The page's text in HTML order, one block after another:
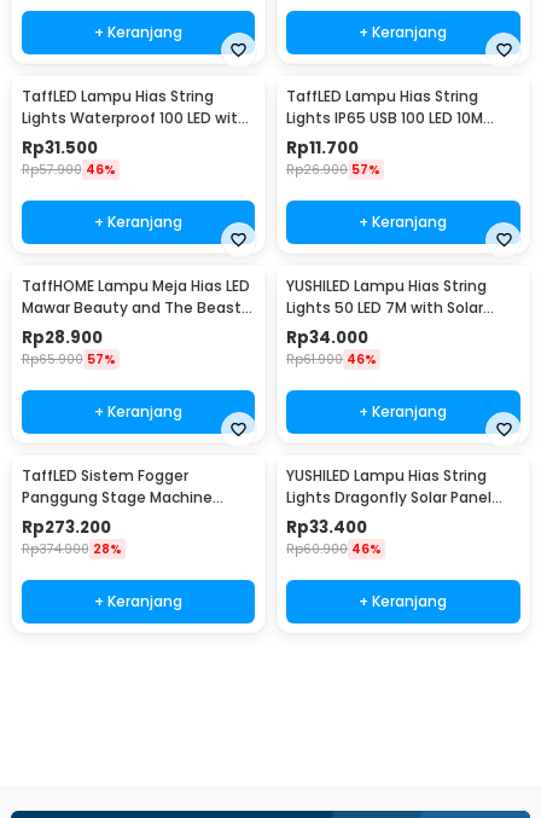
+ Keranjang + Keranjang
TaffLED Lampu Hias String
Lights Waterproof 100 LED with
Solar Panel - M071
Rp31.500
Rp57.900 46%
+ Keranjang
TaffLED Lampu Hias String
Lights IP65 USB 100 LED 10M
Warm White - TDC-01
Rp11.700
Rp26.900 57%
+ Keranjang
TaffHOME Lampu Meja Hias LED
Mawar Beauty and The Beast
Warm White - AC01
Rp28.900
Rp65.900 57%
+ Keranjang
YUSHILED Lampu Hias String
Lights 50 LED 7M with Solar
Panel - M072
Rp34.000
Rp61.900 46%
+ Keranjang
TaffLED Sistem Fogger
Panggung Stage Machine
Ejector with RGB LED - KY-
LED500
Rp273.200
Rp374.900 28%
+ Keranjang
YUSHILED Lampu Hias String
Lights Dragonfly Solar Panel
IP65 8 Modes 20 LED - M088
Rp33.400
Rp60.900 46%
+ Keranjang